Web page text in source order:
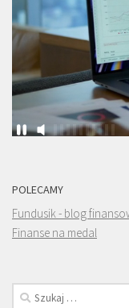
POLECAMY
Fundusik - blog
Finanse na medal
Szukaj: